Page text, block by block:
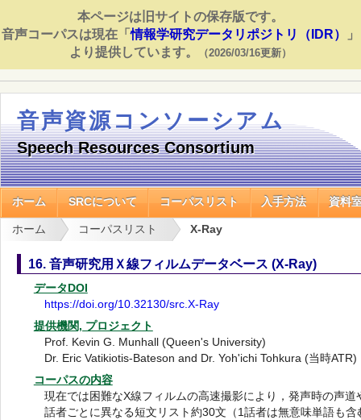
本ページは旧サイトの保存版です。
音声コーパスは現在「情報学研究データリポジトリ（IDR）
」
より提供しています。
（2026/03/16更新）
音声資源コンソーシアム
Speech Resources Consortium
ホーム SRCについて コーパスリスト 入手方法 資料
ホーム コーパスリスト X-Ray
16. 音声研究用Ｘ線フィルムデータベース (X-Ray)
データDOI
https://doi.org/10.32130/src.X-Ray
提供機関, プロジェクト
Prof. Kevin G. Munhall (Queen's University)
Dr. Eric Vatikiotis-Bateson and Dr. Yoh'ichi Tohkura (当時ATR)
コーパスの内容
現在では困難なX線フィルムの高速撮影により，発声時の声
話者ごとに異なる短文リスト約30文（1話者は無意味単語も